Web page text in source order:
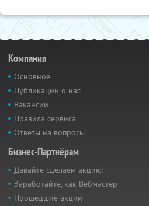
Компания
Основное
Публикации о нас
Вакансии
Правила сервиса
Ответы на вопросы
Бизнес-Партнёрам
Давайте сделаем акцию!
Заработайте, как Вебмастер
Прошедшие акции